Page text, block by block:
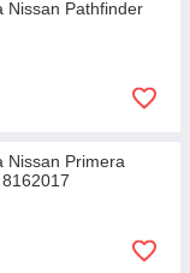
Nissan Pathfinder
Nissan Primera